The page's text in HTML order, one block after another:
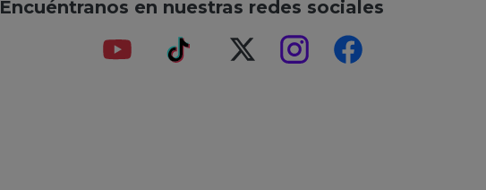
Encuéntranos en nuestras redes sociales